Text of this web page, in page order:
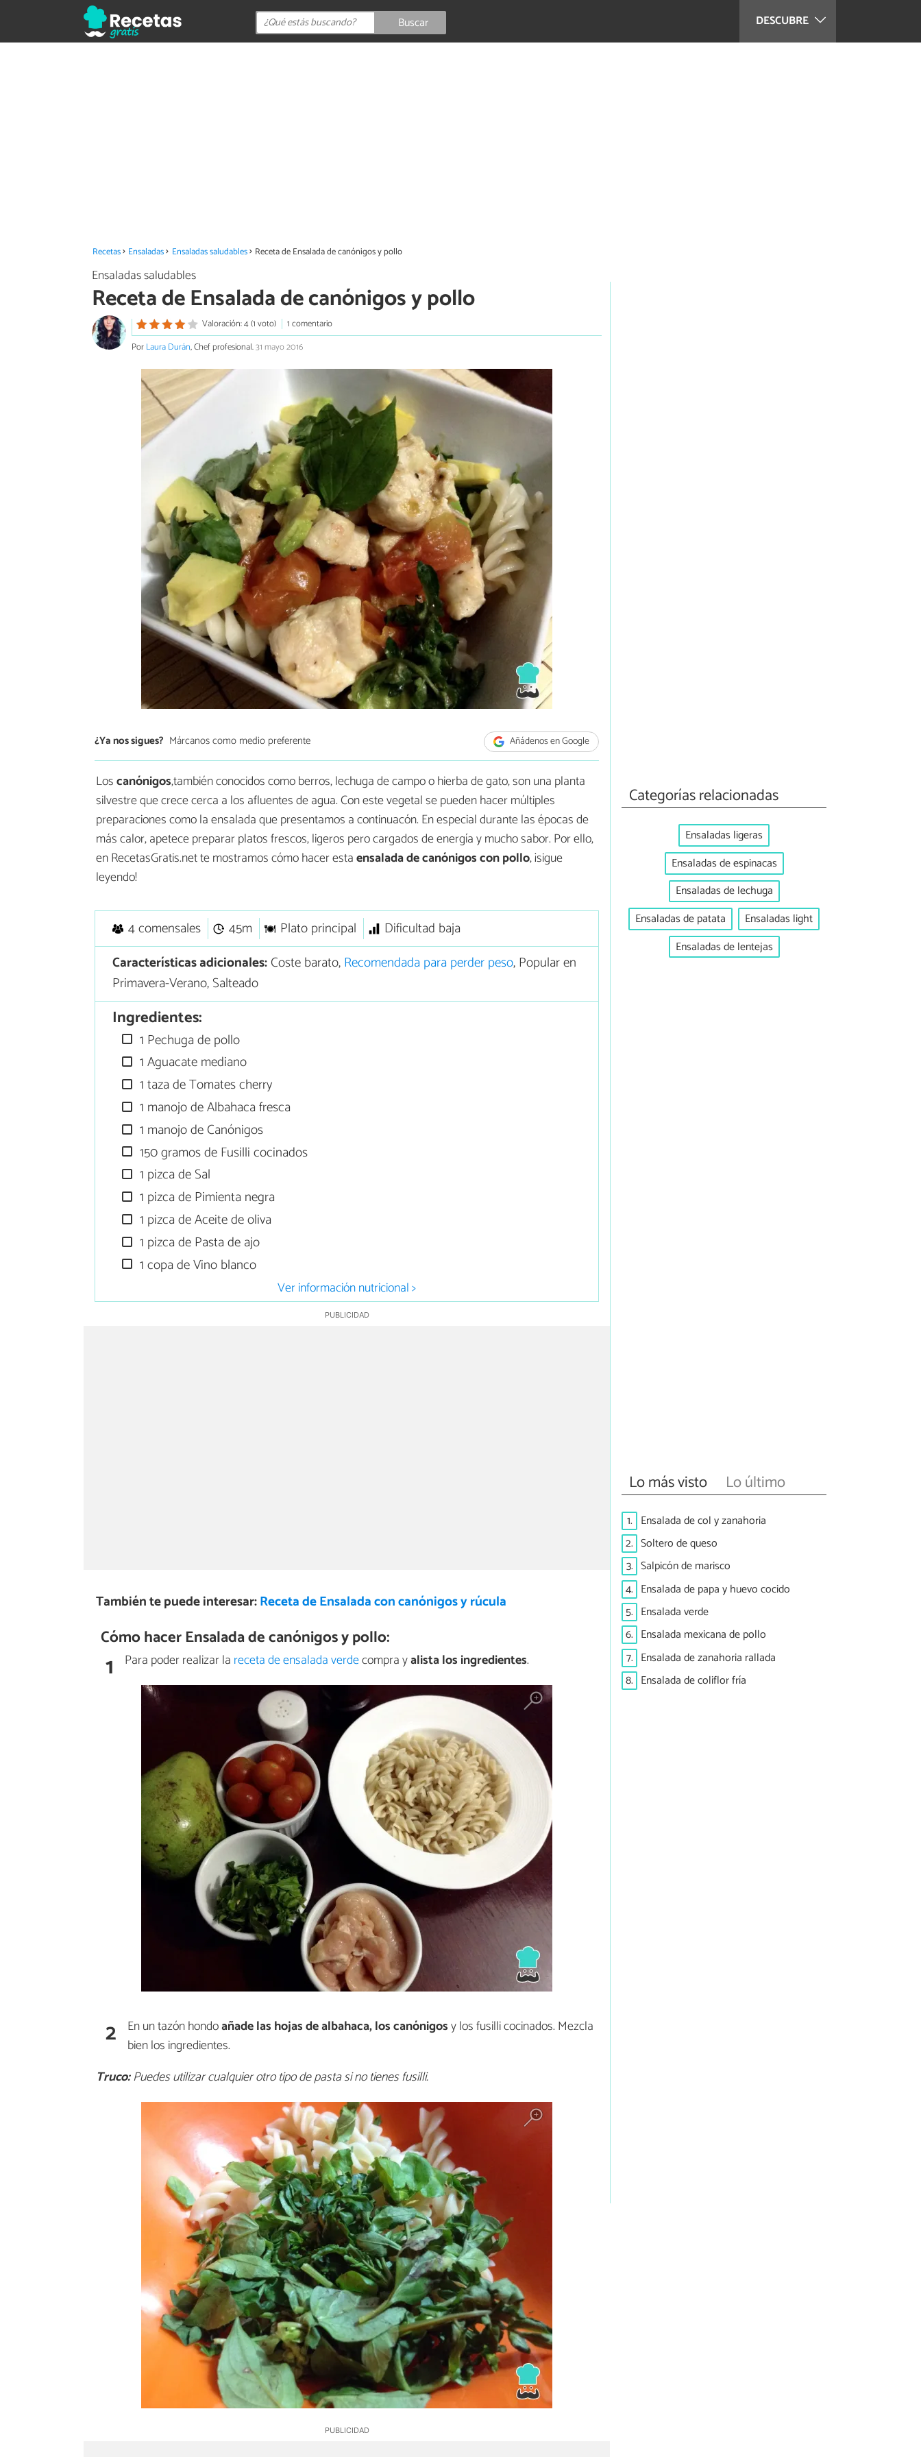
DESCUBRE
Buscar
Recetas Ensaladas Ensaladas saludables Receta de Ensalada de canónigos y pollo
Ensaladas saludables
Receta de Ensalada de canónigos y pollo
Valoración: 4 (1 voto)
1 comentario
PorLaura Durán, Chef profesional.31 mayo 2016
¿Ya nos sigues? Márcanos como medio preferente Añádenos en Google
Loscanónigos,también conocidos como berros, lechuga de campo o hierba de gato, son una planta
silvestre que crece cerca a los afluentes de agua. Con este vegetal se pueden hacer múltiples
preparaciones como la ensalada que presentamos a continuacón. En especial durante las épocas de
más calor, apetece preparar platos frescos, ligeros pero cargados de energía y mucho sabor. Por ello,
en RecetasGratis.net te mostramos cómo hacer estaensalada de canónigos con pollo, ¡sigue
leyendo!
4 comensales 45m Plato principal
Dificultad baja
Características adicionales:Coste barato,Recomendada para perder peso, Popular en
Primavera-Verano, Salteado
Ingredientes:
1 Pechuga de pollo
1 Aguacate mediano
1 taza de Tomates cherry
1 manojo de Albahaca fresca
1 manojo de Canónigos
150 gramos de Fusilli cocinados
1 pizca de Sal
1 pizca de Pimienta negra
1 pizca de Aceite de oliva
1 pizca de Pasta de ajo
1 copa de Vino blanco
Ver información nutricional >
También te puede interesar:Receta de Ensalada con canónigos y rúcula
Cómo hacer Ensalada de canónigos y pollo:
1 Para poder realizar la receta de ensalada verdecompra yalista los ingredientes.
2 En un tazón hondoañade las hojas de albahaca, los canónigosy los fusilli cocinados. Mezcla
bien los ingredientes.
Truco:Puedes utilizar cualquier otro tipo de pasta si no tienes fusilli.
Categorías relacionadas
Ensaladas ligeras
Ensaladas de espinacas
Ensaladas de lechuga
Ensaladas de patata
Ensaladas light
Ensaladas de lentejas
Lo más visto Lo último
1. Ensalada de col y zanahoria
2. Soltero de queso
3. Salpicón de marisco
4. Ensalada de papa y huevo cocido
5. Ensalada verde
6. Ensalada mexicana de pollo
7. Ensalada de zanahoria rallada
8. Ensalada de coliflor fría